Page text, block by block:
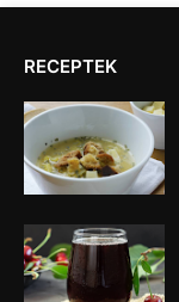
RECEPTEK